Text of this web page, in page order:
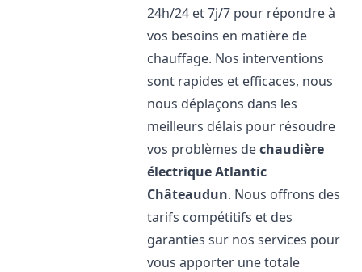
24h/24 et 7j/7 pour répondre à
vos besoins en matière de
chauffage. Nos interventions
sont rapides et efficaces, nous
nous déplaçons dans les
meilleurs délais pour résoudre
vos problèmes dechaudière
électrique Atlantic
Châteaudun. Nous offrons des
tarifs compétitifs et des
garanties sur nos services pour
vous apporter une totale